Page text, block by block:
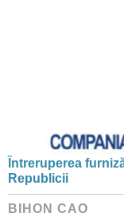
Întreruperea
Republicii
BIHON CAO